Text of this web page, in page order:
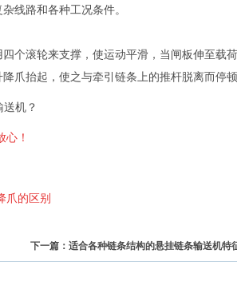
线路和各种工况条件。
个滚轮来支撑，使运动平滑，当闸板伸至载
爪抬起，使之与牵引链条上的推杆脱离而停顿
机？
！
爪的区别
下一篇：适合各种链条结构的悬挂链条输送机特